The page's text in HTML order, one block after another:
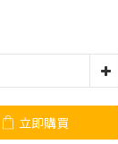
立即購買